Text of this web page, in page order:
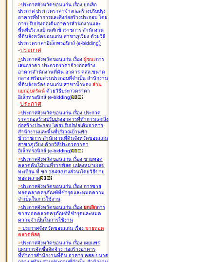
>ประกาศจังหวัดขอนแก่น เรื่อง ยกเลิก
ประกาศ ประกวดราคาจ้างก่อสร้างปรับปรุง
อาคารที่ทำการและสิ่งก่อสร้างประกอบ โดย
การปรับปรุงต่อเติมอาคารสำนักงานและ
พื้นที่บริเวณบ้านพักข้าราชการ สำนักงาน
ที่ดินจังหวัดขอนแก่น สาขาภูเวียง ด้วยวิธี
ประกวดราคาอิเล็กทรอนิกส์ (e-bidding)
-ประกาศ
>ประกาศจังหวัดขอนแก่น เรื่อง ผู้ชนะการ
เสนอราคา ประกวดราคาจ้างก่อสร้าง
อาคารสำนักงานที่ดิน อาคาร คสล.ขนาด
กลาง พร้อมส่วนประกอบที่จำเป็น สำนักงาน
ที่ดินจังหวัดขอนแก่น สาขาน้ำพอง ส่วน
แยกอุบลรัตน์ ด้วยวิธีประกวดราคา
อิเล็กทรอนิกส์ (e-bidding)
-ประกาศ
>ประกาศจังหวัดขอนแก่น เรื่อง ประกวด
ราคาก่อสร้างปรับปรุงอาคารที่ทำการและสิ่ง
ก่อสร้างประกอบ โดยปรับปรุง่อเติมอาคาร
สำนักงานและพื้นที่บริเวณบ้านพัก
ข้าราชการ สำนักงานที่ดินจังหวัดขอนแก่น
สาขาภูเวียง ด้วยวิธีประกวดราคา
อิเล็กทรอนิกส์ (e-bidding)
>ประกาศจังหวัดขอนแก่น เรื่อง ขายทอด
ตลาดต้นไม้บนที่ราชพัสดุ แปลงหมายเลข
ทะเบียน ที่ ขก.1849(บางส่วน)โดยวิธีขาย
ทอดตลาด
>ประกาศจังหวัดขอนแก่น เรื่อง การขาย
ทอดตลาดครุภัณฑ์ที่ชำรุดและหมดความ
จำเป็นในการใช้งาน
>ประกาศจังหวัดขอนแก่น เรื่อง ยกเลิกการ
ขายทอดตลาดครุภัณฑ์ที่ชำรุดและหมด
ความจำเป็นในการใช้งาน
> ประกาศจังหวัดขอนแก่น เรื่อง ขายทอด
ตลาดพัสดุ
>ประกาศจังหวัดขอนแก่น เรื่อง เผยแพร่
แผนการจัดซื้อจัดจ้าง ก่อสร้างอาคาร
ที่ทำการสำนักงานที่ดิน อาคาร คสล.ขนาด